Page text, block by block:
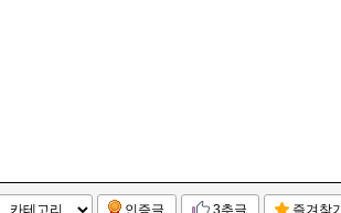
인증글 3추글 즐겨찾기